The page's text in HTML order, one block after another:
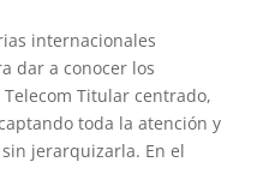
internacionales
dar a conocer los
Titular centrado,
toda la atención y
jerarquizarla. En el